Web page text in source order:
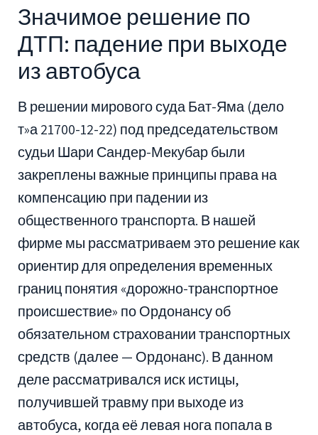
Значимое решение по
ДТП: падение при выходе
из автобуса
В решении мирового суда Бат-Яма (дело
т»а 21700-12-22) под председательством
судьи Шари Сандер-Мекубар были
закреплены важные принципы права на
компенсацию при падении из
общественного транспорта. В нашей
фирме мы рассматриваем это решение как
ориентир для определения временных
границ понятия «дорожно-транспортное
происшествие» по Ордонансу об
обязательном страховании транспортных
средств (далее — Ордонанс). В данном
деле рассматривался иск истицы,
получившей травму при выходе из
автобуса, когда её левая нога попала в